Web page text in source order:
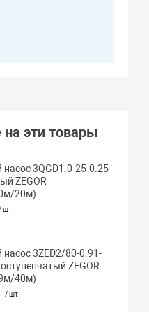
эти товары
3QGD1.0-25-0.25-
ZEGOR
20м)
шт.
3ZED2/80-0.91-
ZEGOR
40м)
/ шт.